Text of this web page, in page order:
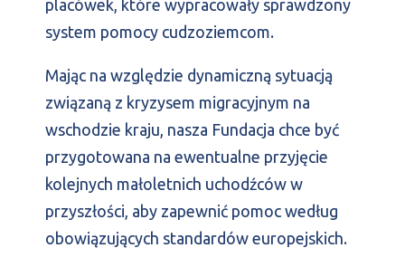
placówek, które wypracowały sprawdzony
system pomocy cudzoziemcom.
Mając na względzie dynamiczną sytuacją
związaną z kryzysem migracyjnym na
wschodzie kraju, nasza Fundacja chce być
przygotowana na ewentualne przyjęcie
kolejnych małoletnich uchodźców w
przyszłości, aby zapewnić pomoc według
obowiązujących standardów europejskich.